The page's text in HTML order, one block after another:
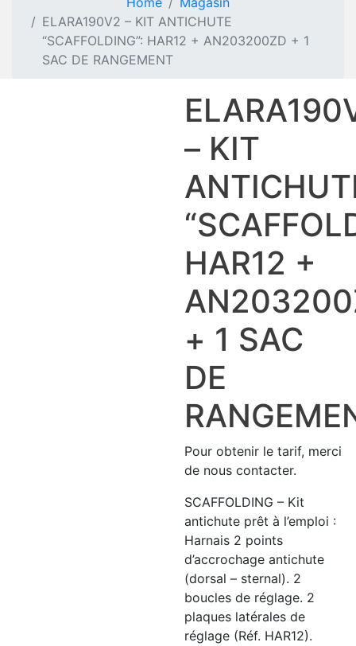
ELARA190V2 – KIT ANTICHUTE
“SCAFFOLDING”: HAR12 + AN203200ZD + 1
SAC DE RANGEMENT
– KIT
HAR12 +
+ 1 SAC
DE
Pour obtenir le tarif, merci
de nous contacter.
SCAFFOLDING – Kit
antichute prêt à l’emploi :
Harnais 2 points
d’accrochage antichute
(dorsal – sternal). 2
boucles de réglage. 2
plaques latérales de
réglage (Réf. HAR12).